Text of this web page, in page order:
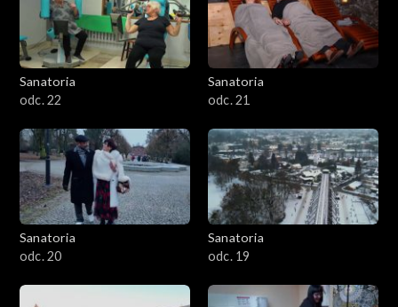
Sanatoria
odc. 22
Sanatoria
odc. 21
Sanatoria
odc. 20
Sanatoria
odc. 19